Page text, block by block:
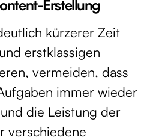
Erstellung
kürzerer Zeit
erstklassigen
vermeiden, dass
immer wieder
die Leistung der
verschiedene